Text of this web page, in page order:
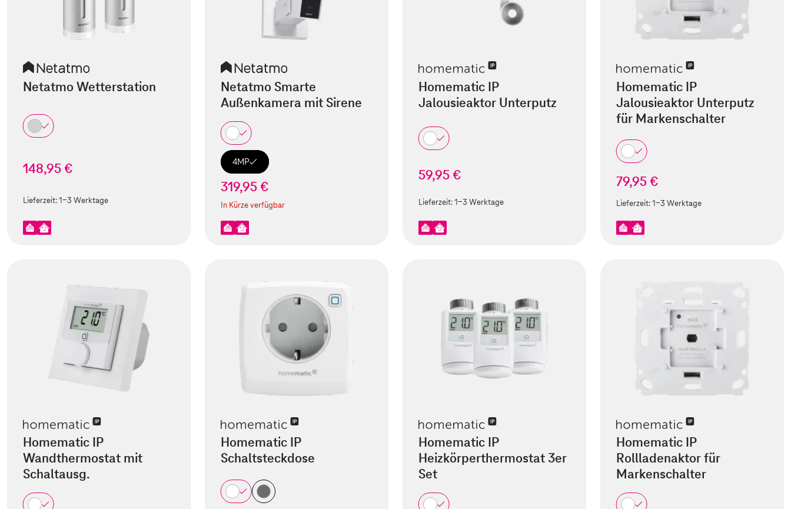
Netatmo Wetterstation
148,95 €
Lieferzeit:1-3 Werktage
Netatmo Smarte
Außenkamera mit Sirene
4MP
319,95 €
In Kürze verfügbar
Homematic IP
Jalousieaktor Unterputz
59,95 €
Lieferzeit:1-3 Werktage
Homematic IP
Jalousieaktor Unterputz
für Markenschalter
79,95 €
Lieferzeit:1-3 Werktage
Homematic IP
Wandthermostat mit
Schaltausg.
Homematic IP
Schaltsteckdose
Homematic IP
Heizkörperthermostat 3er
Set
Homematic IP
Rollladenaktor für
Markenschalter